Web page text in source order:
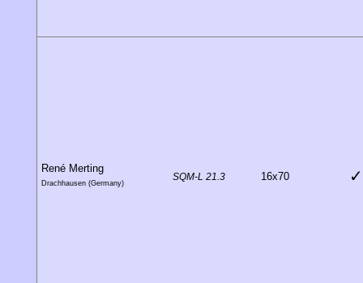
René Merting
Drachhausen (Germany)
SQM-L 21.3 16x70 ✓